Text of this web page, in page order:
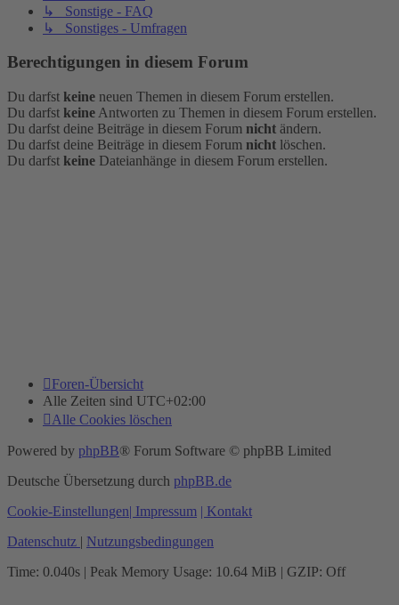
↳ Sonstige - FAQ
↳ Sonstiges - Umfragen
Berechtigungen in diesem Forum
Du darfst keine neuen Themen in diesem Forum erstellen.
Du darfst keine Antworten zu Themen in diesem Forum erstellen.
Du darfst deine Beiträge in diesem Forum nicht ändern.
Du darfst deine Beiträge in diesem Forum nicht löschen.
Du darfst keine Dateianhänge in diesem Forum erstellen.
Foren-Übersicht
Alle Zeiten sind UTC+02:00
Alle Cookies löschen
Powered by phpBB® Forum Software © phpBB Limited
Deutsche Übersetzung durch phpBB.de
Cookie-Einstellungen| Impressum | Kontakt
Datenschutz | Nutzungsbedingungen
Time: 0.040s | Peak Memory Usage: 10.64 MiB | GZIP: Off